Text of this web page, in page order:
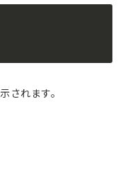
れます。